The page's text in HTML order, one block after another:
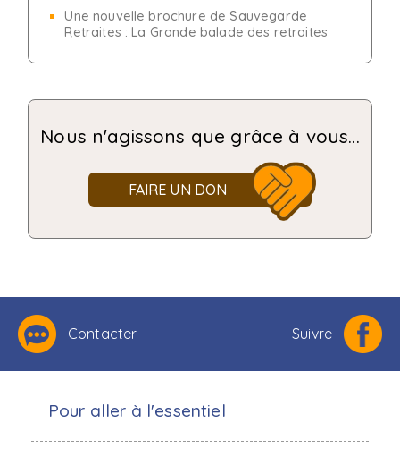
Une nouvelle brochure de Sauvegarde
Retraites : La Grande balade des retraites
Nous n'agissons que grâce à vous...
FAIRE UN DON
Contacter Suivre
Pour aller à l'essentiel